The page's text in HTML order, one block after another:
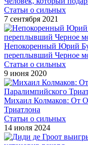
Статьи о сильных
7 сентября 2021
Непокоренный Юрий
переплывший Черное
Статьи о сильных
9 июня 2020
Михаил Колмаков: От
Триатлона
Статьи о сильных
14 июля 2024